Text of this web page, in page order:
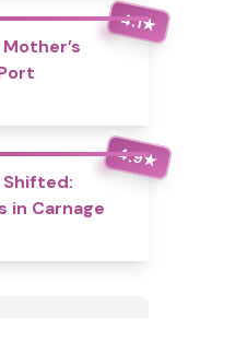
4.1★
4.9★
Shifted:
in Carnage